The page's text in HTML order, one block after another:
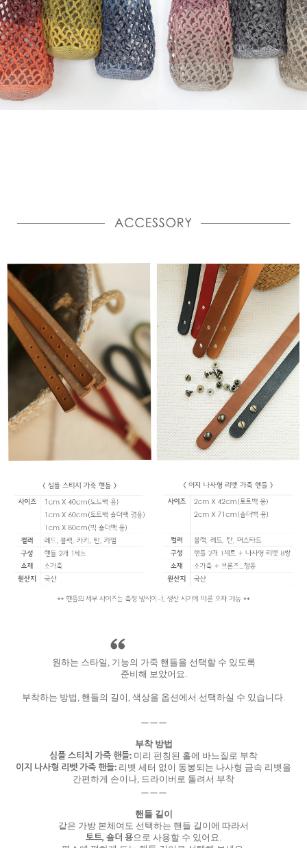
원하는 스타일, 기능의 가죽 핸들을 선택할 수 있도록
준비해 보았어요.
부착하는 방법, 핸들의 길이, 색상을 옵션에서 선택하실 수 있습니다.
ㅡㅡㅡ
부착 방법
심플 스티치 가죽 핸들: 미리 펀칭된 홀에 바느질로 부착
이지 나사형 리벳 가죽 핸들: 리벳 세터 없이 동봉되는 나사형 금속 리벳을
간편하게 손이나, 드라이버로 돌려서 부착
ㅡㅡㅡ
핸들 길이
같은 가방 본체여도 선택하는 핸들 길이에 따라서
토트, 숄더 용으로 사용할 수 있어요.